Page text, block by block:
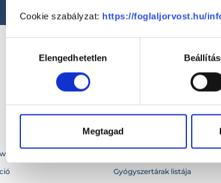
Cookie szabályzat: https://foglaljorvost.hu/
kiválasztásaElengedhetetlen
Megtagad
Gyógyszertárak listája